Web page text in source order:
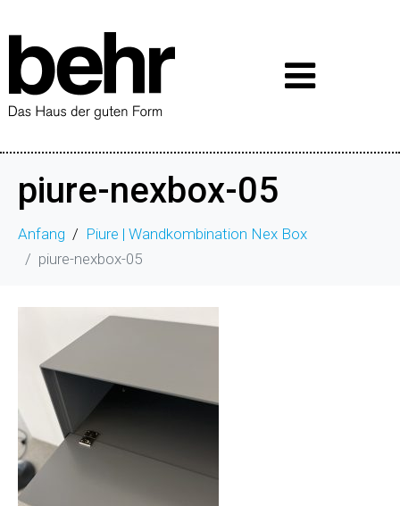
piure-nexbox-05
Anfang
Piure | Wandkombination Nex Box
piure-nexbox-05